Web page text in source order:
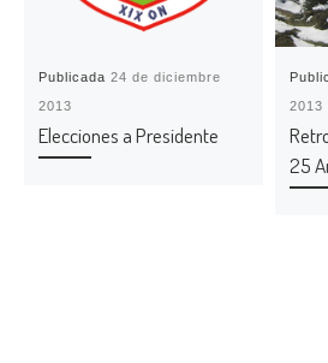
Publicada24 de diciembre
2013
Elecciones a Presidente
2013
25